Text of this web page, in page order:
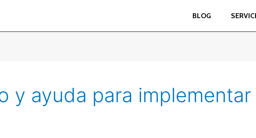
BLOG
y ayuda para implementar